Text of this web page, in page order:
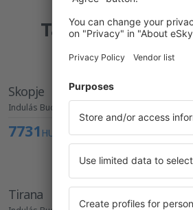
Találtunk több
Skopje
Indulás Budapestről
7731 HUF
Tirana